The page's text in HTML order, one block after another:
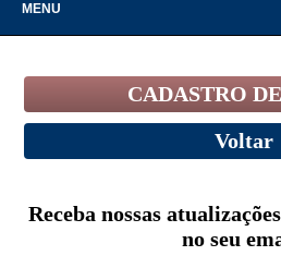
MENU
CADASTRO
Voltar
Receba nossas
no seu